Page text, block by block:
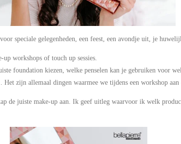
speciale gelegenheden, een feest, een avondje uit, je
workshops of touch up sessies.
foundation kiezen, welke penselen kan je gebruiken voor
zijn allemaal dingen waarmee we tijdens een workshop aan
de juiste make-up aan. Ik geef uitleg waarvoor ik welk